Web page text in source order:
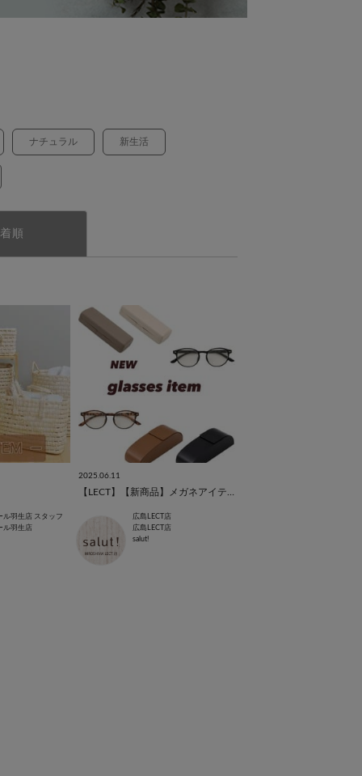
ナチュラル 新生活
順
ル羽生店 スタッフ
ル羽生店
2025.06.11
広島LECT店
広島LECT店
salut!